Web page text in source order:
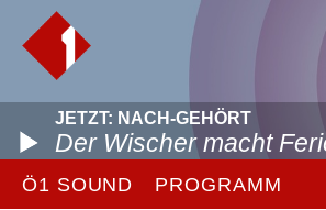
JETZT: NACH-GEHÖRT
Der Wischer macht
Ö1 SOUND PROGRAMM